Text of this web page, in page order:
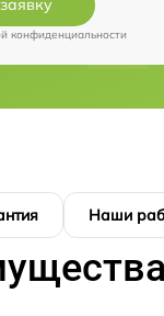
конфиденциальности
Наши